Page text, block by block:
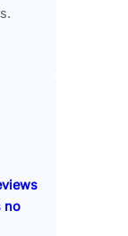
no